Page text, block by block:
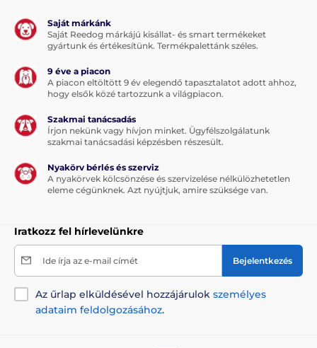
Saját márkánk
Saját Reedog márkájú kisállat- és smart termékeket
gyártunk és értékesítünk. Termékpalettánk széles.
9 éve a piacon
A piacon eltöltött 9 év elegendő tapasztalatot adott ahhoz,
hogy elsők közé tartozzunk a világpiacon.
Szakmai tanácsadás
Írjon nekünk vagy hívjon minket. Ügyfélszolgálatunk
szakmai tanácsadási képzésben részesült.
Nyakörv bérlés és szerviz
A nyakörvek kölcsönzése és szervizelése nélkülözhetetlen
eleme cégünknek. Azt nyújtjuk, amire szüksége van.
Iratkozz fel hírlevelünkre
Ide írja az e-mail címét Bejelentkezés
Az űrlap elküldésével hozzájárulok személyes
adataim feldolgozásához.